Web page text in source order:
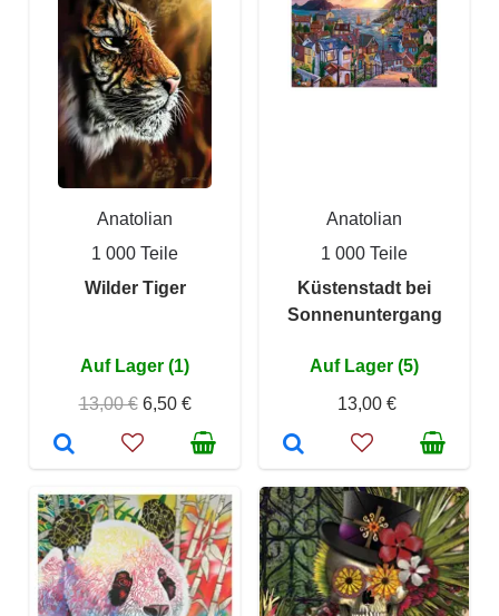
Anatolian
1 000 Teile
Wilder Tiger
Auf Lager (1)
13,00 € 6,50 €
Anatolian
1 000 Teile
Küstenstadt bei
Sonnenuntergang
Auf Lager (5)
13,00 €